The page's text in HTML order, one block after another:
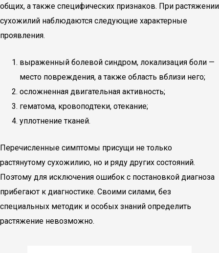
общих, а также специфических признаков. При растяжении
сухожилий наблюдаются следующие характерные
проявления.
выраженный болевой синдром, локализация боли —
место повреждения, а также область вблизи него;
осложненная двигательная активность;
гематома, кровоподтеки, отекание;
уплотнение тканей.
Перечисленные симптомы присущи не только
растянутому сухожилию, но и ряду других состояний.
Поэтому для исключения ошибок с постановкой диагноза
прибегают к диагностике. Своими силами, без
специальных методик и особых знаний определить
растяжение невозможно.